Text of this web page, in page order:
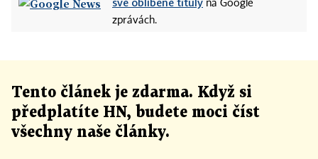
na Google
zprávách.
Tento článek je zdarma. Když si
předplatíte HN, budete moci číst
všechny naše články.